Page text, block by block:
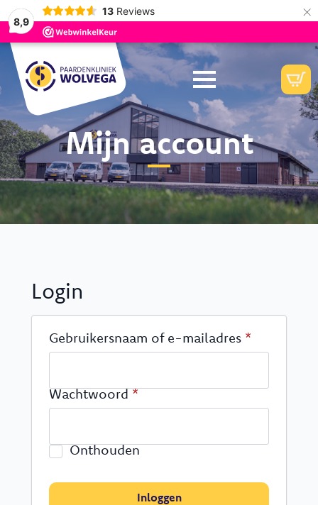
8,9
13 Reviews ×
Mijn account
Login
Gebruikersnaam of e-mailadres *
Wachtwoord *
Onthouden
Inloggen